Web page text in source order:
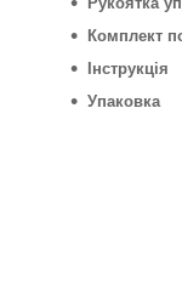
Комплект
Інструкція
Упаковка